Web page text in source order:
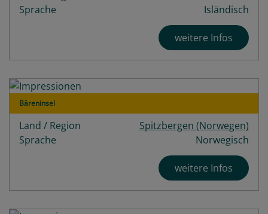
Sprache
Isländisch
weitere Infos
Bäreninsel
Land / Region
Spitzbergen (Norwegen)
Sprache
Norwegisch
weitere Infos